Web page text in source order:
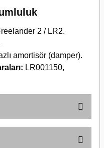
2 / LR2.
amortisör (damper).
LR001150,